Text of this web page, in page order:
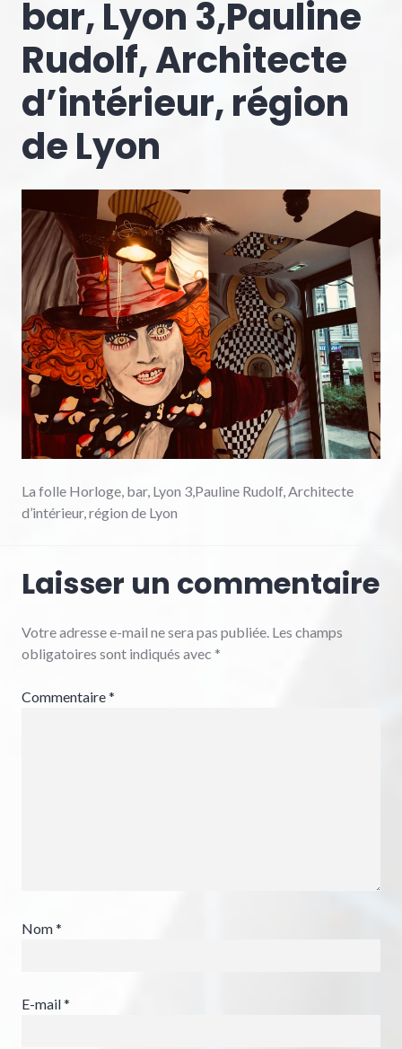
bar, Lyon 3,Pauline
Rudolf, Architecte
d’intérieur, région
de Lyon
La folle Horloge, bar, Lyon 3,Pauline Rudolf, Architecte
d’intérieur, région de Lyon
Laisser un commentaire
Votre adresse e-mail ne sera pas publiée. Les champs
obligatoires sont indiqués avec *
Commentaire*
Nom*
E-mail*